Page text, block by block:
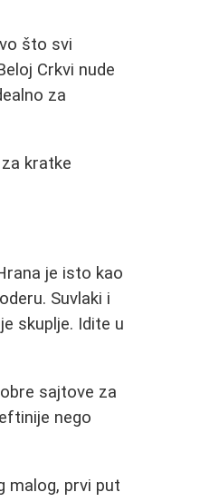
što svi
Crkvi nude
za
kratke
je isto kao
Suvlaki i
skuplje. Idite u
sajtove za
nego
malog, prvi put